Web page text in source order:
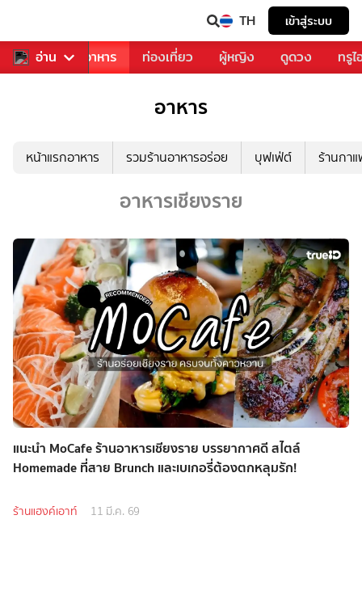
TH เข้าสู่ระบบ
อ่าน
การเพลง อาหาร ท่องเที่ยว ผู้หญิง ดูดวง ทรู
อาหาร
หน้าแรกอาหาร รวมร้านอาหารอร่อย บุฟเฟ่ต์ ร้านกา
อาหารเชียงราย
แนะนำ MoCafe ร้านอาหารเชียงราย บรรยากาศดี สไตล์
Homemade ที่สาย Brunch และเบเกอรี่ต้องตกหลุมรัก!
ร้านแฮงค์เอาท์ 11 มี.ค. 69